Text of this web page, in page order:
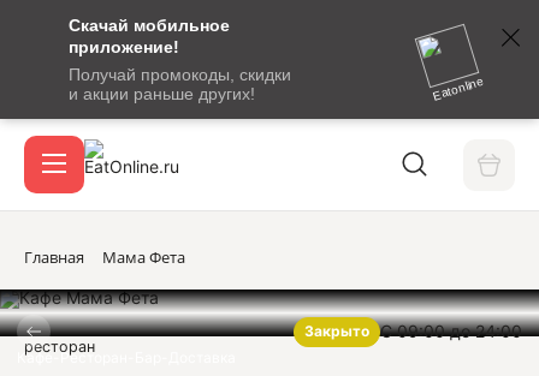
Скачай мобильное
приложение!
Получай промокоды, скидки
и акции раньше других!
Eatonline
сообщение
кодом
подтверждения
Вход / регистрация
Акции
Главная Мама Фета
Закрыто С 09:00 до 24:00
Кафе-Ресторан-Бар-Доставка
ресторан